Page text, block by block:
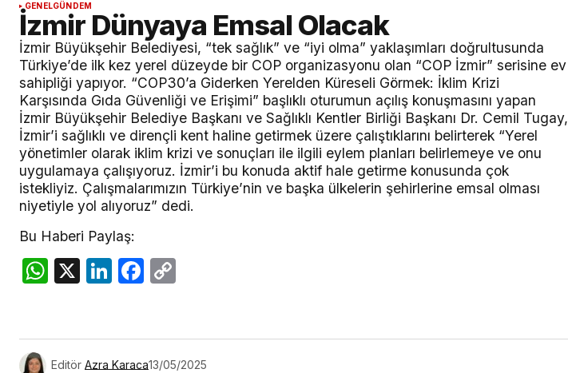
GENELGÜNDEM
İzmir Dünyaya Emsal Olacak
İzmir Büyükşehir Belediyesi, “tek sağlık” ve “iyi olma” yaklaşımları doğrultusunda
Türkiye’de ilk kez yerel düzeyde bir COP organizasyonu olan “COP İzmir” serisine ev
sahipliği yapıyor. “COP30’a Giderken Yerelden Küreseli Görmek: İklim Krizi
Karşısında Gıda Güvenliği ve Erişimi” başlıklı oturumun açılış konuşmasını yapan
İzmir Büyükşehir Belediye Başkanı ve Sağlıklı Kentler Birliği Başkanı Dr. Cemil Tugay,
İzmir’i sağlıklı ve dirençli kent haline getirmek üzere çalıştıklarını belirterek “Yerel
yönetimler olarak iklim krizi ve sonuçları ile ilgili eylem planları belirlemeye ve onu
uygulamaya çalışıyoruz. İzmir’i bu konuda aktif hale getirme konusunda çok
istekliyiz. Çalışmalarımızın Türkiye’nin ve başka ülkelerin şehirlerine emsal olması
niyetiyle yol alıyoruz” dedi.
Bu Haberi Paylaş:
WhatsApp
X LinkedIn
Facebook
Editör Azra Karaca13/05/2025